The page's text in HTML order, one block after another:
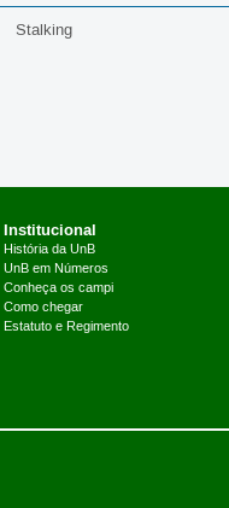
Stalking
Institucional
História da UnB
UnB em Números
Conheça os campi
Como chegar
Estatuto e Regimento